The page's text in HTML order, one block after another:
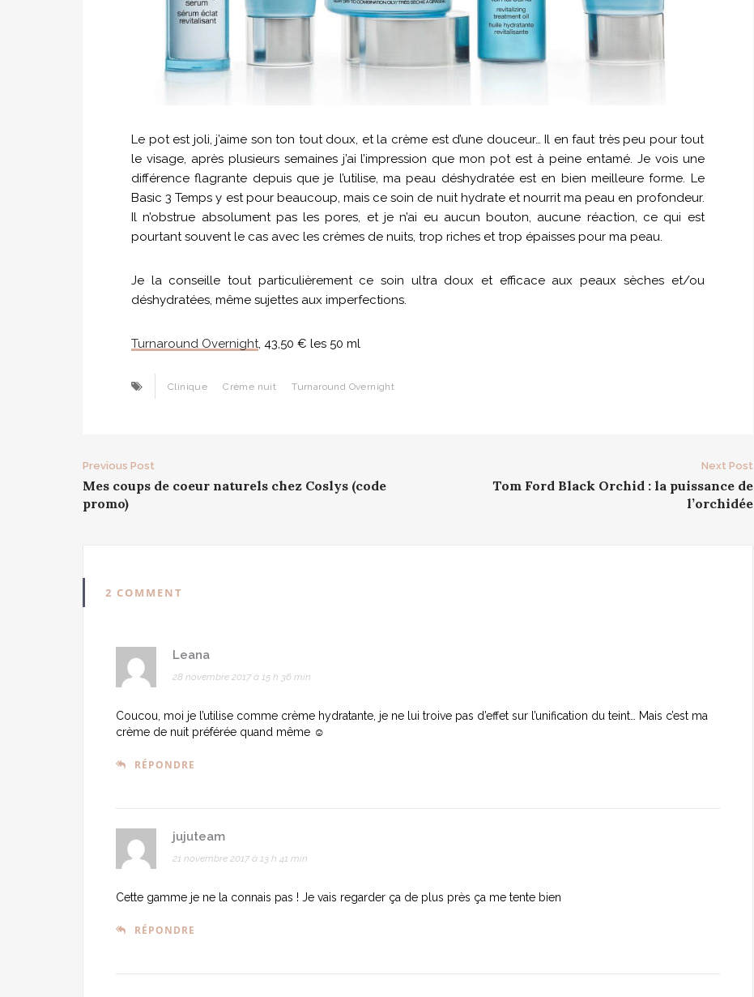
Le pot est joli, j’aime son ton tout doux, et la crème est d’une douceur… Il en faut très peu pour tout
le visage, après plusieurs semaines j’ai l’impression que mon pot est à peine entamé. Je vois une
différence flagrante depuis que je l’utilise, ma peau déshydratée est en bien meilleure forme. Le
Basic 3 Temps y est pour beaucoup, mais ce soin de nuit hydrate et nourrit ma peau en profondeur.
Il n’obstrue absolument pas les pores, et je n’ai eu aucun bouton, aucune réaction, ce qui est
pourtant souvent le cas avec les crèmes de nuits, trop riches et trop épaisses pour ma peau.
Je la conseille tout particulièrement ce soin ultra doux et efficace aux peaux sèches et/ou
déshydratées, même sujettes aux imperfections.
Turnaround Overnight, 43,50 € les 50 ml
Clinique Crème nuit Turnaround Overnight
Post
navigation
Previous Post
Mes coups de coeur naturels chez Coslys (code
promo)
Next Post
Tom Ford Black Orchid : la puissance de
l’orchidée
2 COMMENT
Leana
28 novembre 2017 à 15 h 36 min
Coucou, moi je l’utilise comme crème hydratante, je ne lui troive pas d’effet sur l’unification du teint… Mais c’est ma
crème de nuit préférée quand même ☺
RÉPONDRE
jujuteam
21 novembre 2017 à 13 h 41 min
Cette gamme je ne la connais pas ! Je vais regarder ça de plus près ça me tente bien
RÉPONDRE